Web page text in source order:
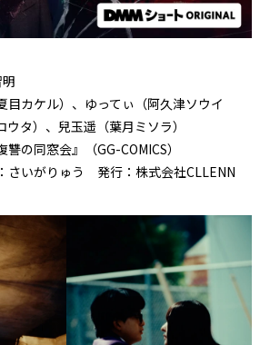
目カケル）、ゆってぃ（阿久津ソウイ
タ）、兒玉遥（葉月ミソラ）
讐の同窓会』（GG-COMICS）
いがりゅう 発行：株式会社CLLENN